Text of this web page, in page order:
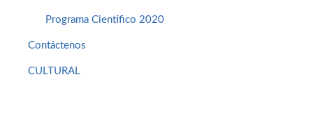
Programa Cientifico 2020
Contáctenos
CULTURAL